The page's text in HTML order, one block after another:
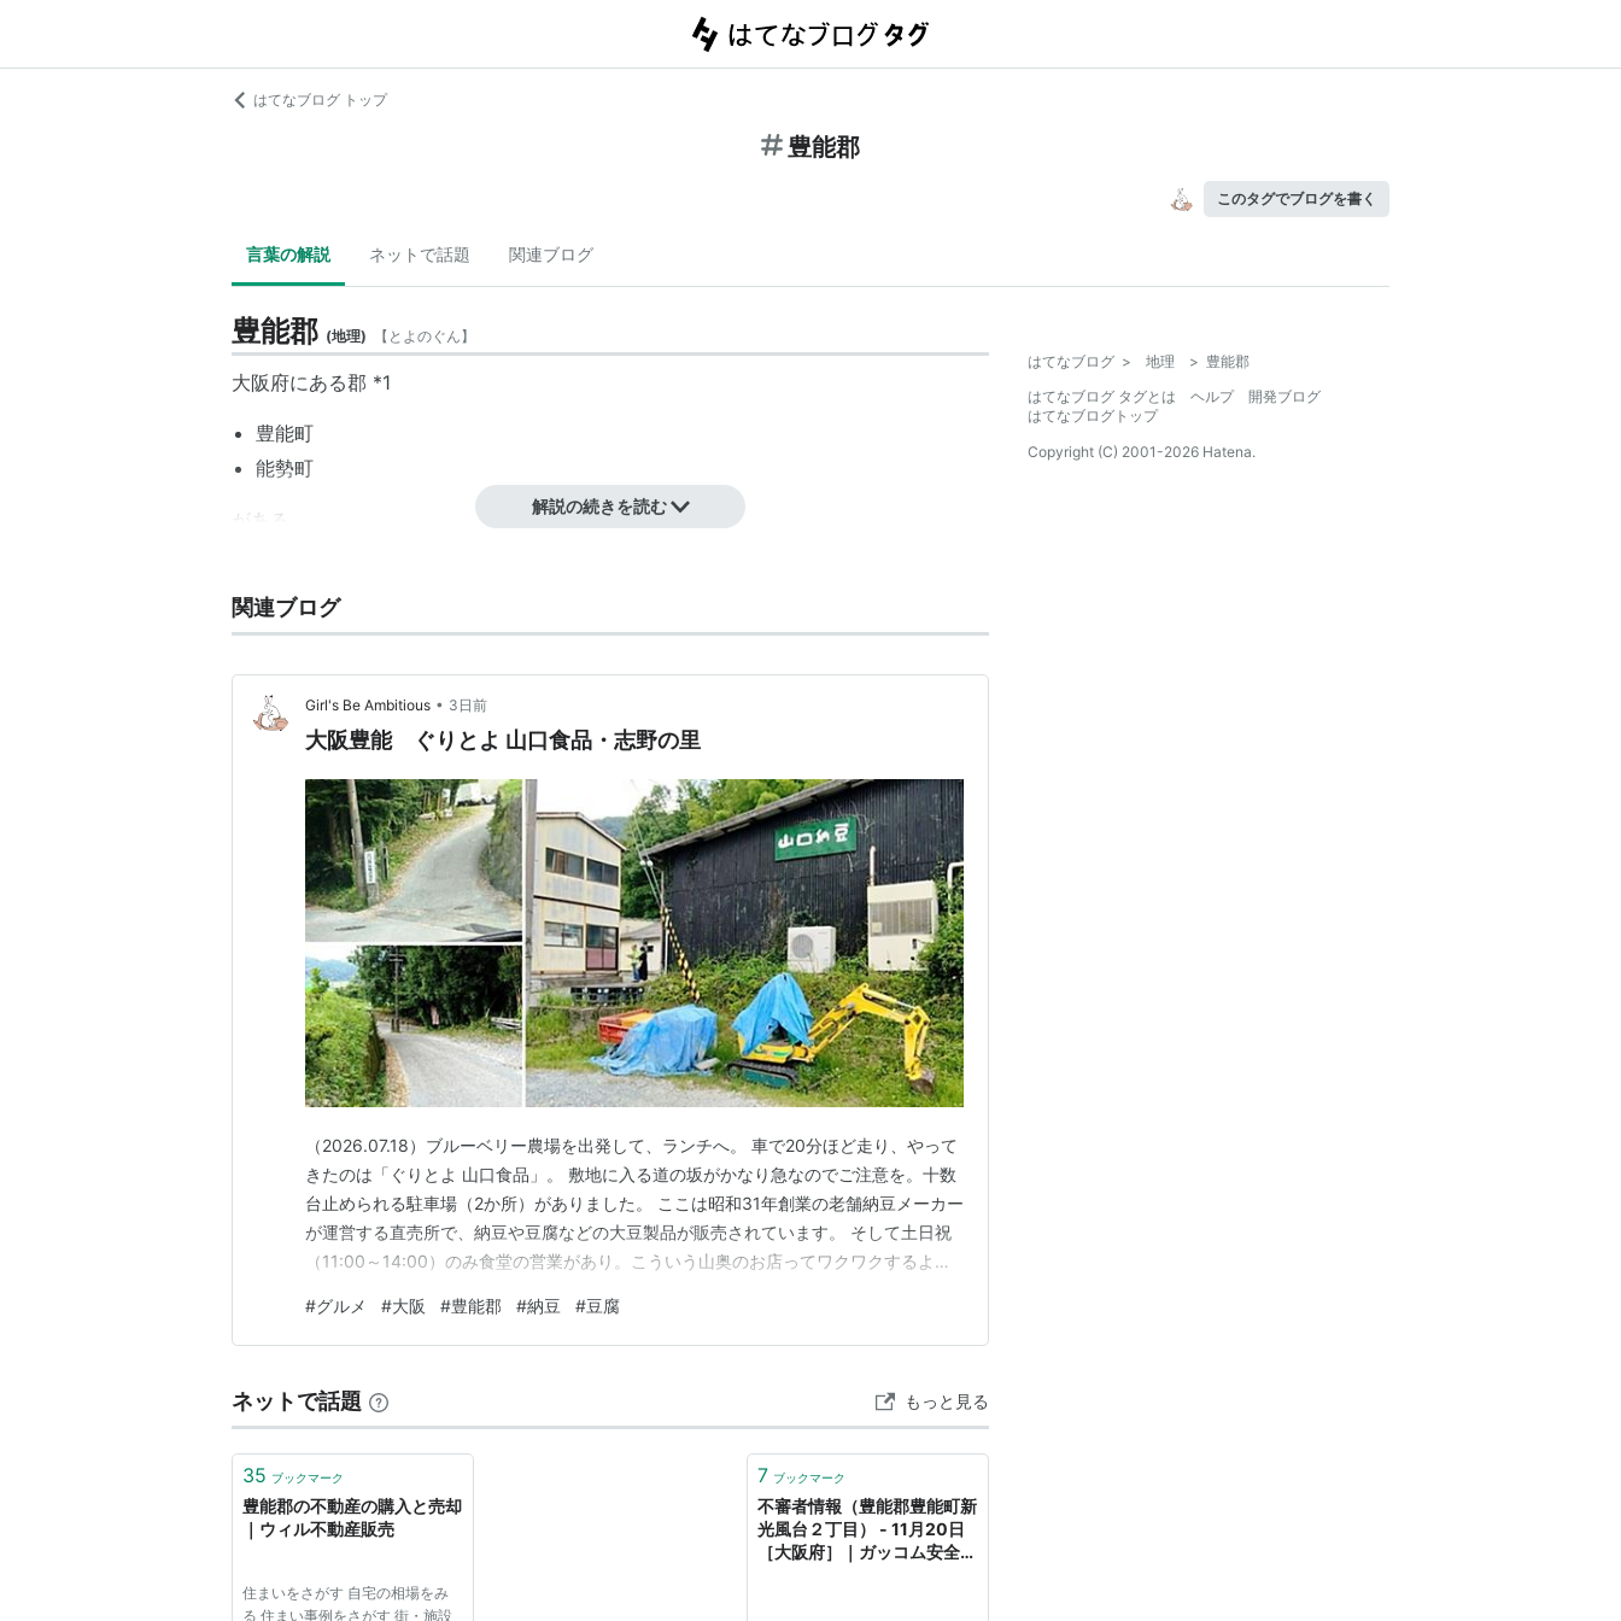
はてなブログ トップ
豊能郡
このタグでブログを書く
言葉の解説 ネットで話題 関連ブログ
豊能郡 (地理) 【 とよのぐん】
大阪府にある郡 *1
豊能町
能勢町
がある。
*1:平成21年5月11日 現在
解説の続きを読む
関連ブログ
Girl's Be Ambitious • 3日前
大阪豊能 ぐりとよ 山口食品・志野の里
（2026.07.18）ブルーベリー農場を出発して、ランチへ。 車で20分ほど走り、やって
きたのは「ぐりとよ 山口食品」。 敷地に入る道の坂がかなり急なのでご注意を。十数
台止められる駐車場（2か所）がありました。 ここは昭和31年創業の老舗納豆メーカー
が運営する直売所で、納豆や豆腐などの大豆製品が販売されています。 そして土日祝
（11:00～14:00）のみ食堂の営業があり。こういう山奥のお店ってワクワクするよ
と、納豆食べ放題！ 一番シンプルなのは「納豆ご飯定食（600円）」。「なっとうド
リア」とかも美味しそうだけど…
#グルメ #大阪 #豊能郡 #納豆 #豆腐
ネットで話題 もっと見る
35 ブックマーク
豊能郡の不動産の購入と売却
｜ウィル不動産販売
住まいをさがす 自宅の相場をみ
る 住まい事例をさがす 街・施設
7 ブックマーク
不審者情報（豊能郡豊能町新
光風台２丁目） - 11月20日
［大阪府］｜ガッコム安全ナ
はてなブログ > 地理 > 豊能郡
はてなブログ タグとは
ヘルプ
開発ブログ
はてなブログトップ
Copyright (C) 2001-2026 Hatena.